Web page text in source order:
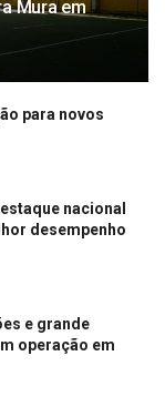
Mura em
para novos
nacional
desempenho
e grande
operação em